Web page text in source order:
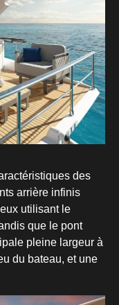
arrière
des
arrière infinis
utilisant le
que le pont
pleine largeur à
du bateau, et une